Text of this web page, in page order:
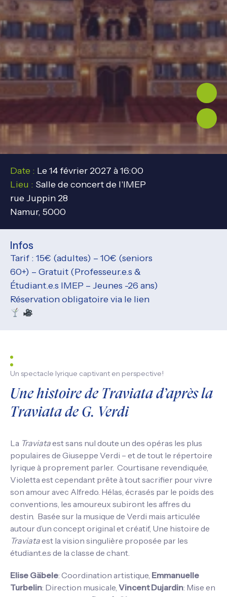
Date : Le 14 février 2027 à 16:00
Lieu : Salle de concert de l'IMEP
rue Juppin 28
Namur, 5000
Infos
Tarif : 15€ (adultes) – 10€ (seniors
60+) – Gratuit (Professeur.e.s &
Étudiant.e.s IMEP – Jeunes -26 ans)
Réservation obligatoire via le lien
Un spectacle lyrique captivant en perspective!
Une histoire de Traviata d’après la
Traviata de G. Verdi
La Traviataest sans nul doute un des opéras les plus
populaires de Giuseppe Verdi – et de tout le répertoire
lyrique à proprement parler. Courtisane revendiquée,
Violetta est cependant prête à tout sacrifier pour vivre
son amour avec Alfredo. Hélas, écrasés par le poids des
conventions, les amoureux subiront les affres du
destin. Basée sur la musique de Verdi mais articulée
autour d’un concept original et créatif, Une histoire de
Traviataest la vision singulière proposée par les
étudiant.e.s de la classe de chant.
Elise Gäbele: Coordination artistique, Emmanuelle
Turbelin: Direction musicale, Vincent Dujardin: Mise en